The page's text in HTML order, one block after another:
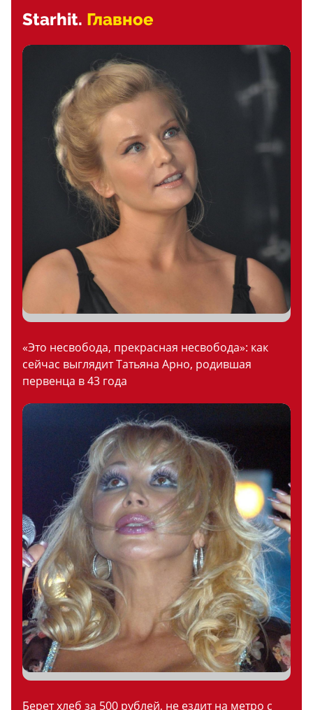
Starhit. Главное
«Это несвобода, прекрасная несвобода»: как
сейчас выглядит Татьяна Арно, родившая
первенца в 43 года
Берет хлеб за 500 рублей, не ездит на метро с